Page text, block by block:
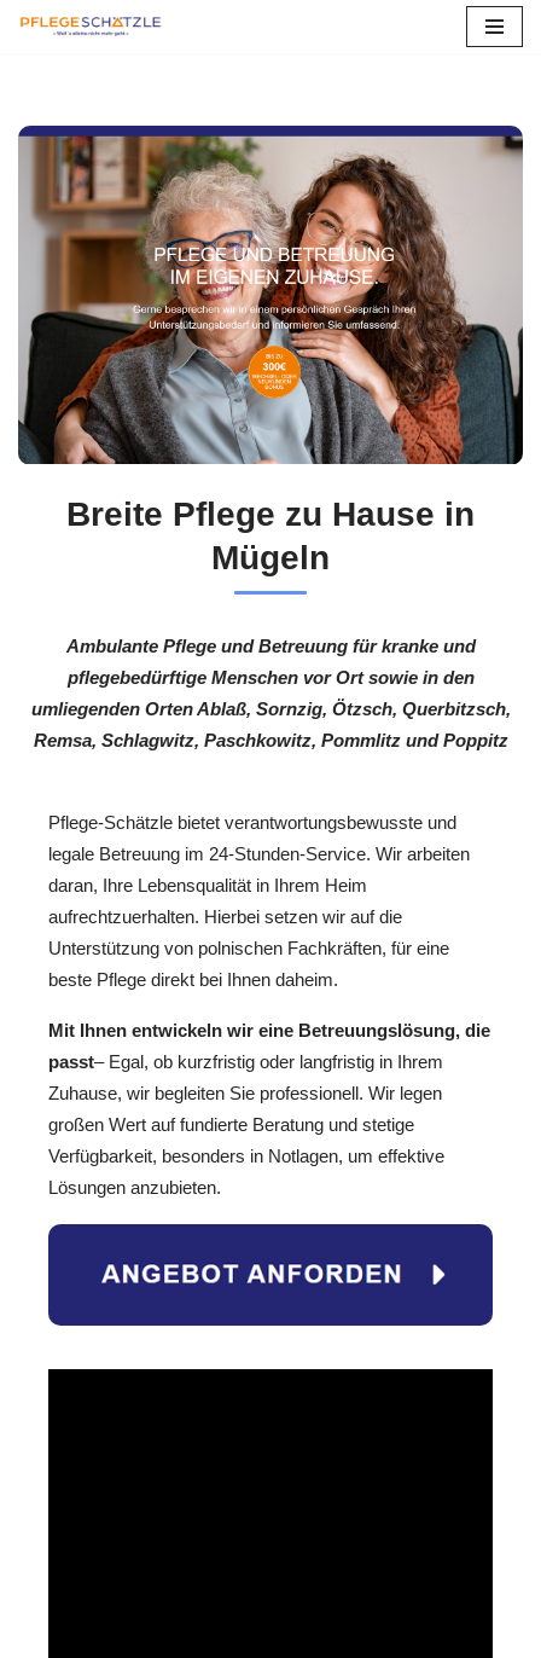
springen
Breite Pflege zu Hause in
Mügeln
Ambulante Pflege und Betreuung für kranke und
pflegebedürftige Menschen vor Ort sowie in den
umliegenden Orten Ablaß, Sornzig, Ötzsch, Querbitzsch,
Remsa, Schlagwitz, Paschkowitz, Pommlitz und Poppitz
Pflege-Schätzle bietet verantwortungsbewusste und
legale Betreuung im 24-Stunden-Service. Wir arbeiten
daran, Ihre Lebensqualität in Ihrem Heim
aufrechtzuerhalten. Hierbei setzen wir auf die
Unterstützung von polnischen Fachkräften, für eine
beste Pflege direkt bei Ihnen daheim.
Mit Ihnen entwickeln wir eine Betreuungslösung, die
passt– Egal, ob kurzfristig oder langfristig in Ihrem
Zuhause, wir begleiten Sie professionell. Wir legen
großen Wert auf fundierte Beratung und stetige
Verfügbarkeit, besonders in Notlagen, um effektive
Lösungen anzubieten.